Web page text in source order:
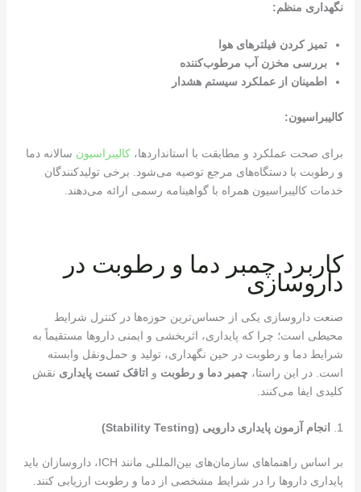
نگهداری منظم:
تمیز کردن فیلترهای هوا
بررسی مخزن آب مرطوب‌کننده
اطمینان از عملکرد سیستم هشدار
کالیبراسیون:
برای صحت عملکرد و مطابقت با استانداردها، کالیبراسیون سالانه دما
و رطوبت با دستگاه‌های مرجع توصیه می‌شود. برخی تولیدکنندگان
خدمات کالیبراسیون همراه با گواهینامه رسمی ارائه می‌دهند.
کاربرد چمبر دما و رطوبت در
داروسازی
صنعت داروسازی یکی از حساس‌ترین حوزه‌ها در کنترل شرایط
محیطی است؛ چرا که پایداری، اثربخشی و ایمنی داروها مستقیماً به
شرایط دما و رطوبت در حین نگهداری، تولید و حمل‌ونقل وابسته
است. در این راستا، چمبر دما و رطوبت و اتاقک تست پایداری نقش
کلیدی ایفا می‌کنند.
1. انجام آزمون پایداری دارویی (Stability Testing)
بر اساس راهنماهای سازمان‌های بین‌المللی مانند ICH، داروسازان باید
پایداری داروها را در شرایط مشخصی از دما و رطوبت ارزیابی کنند.